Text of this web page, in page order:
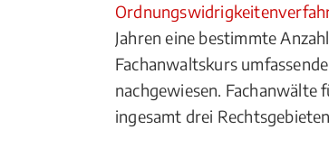
Jahren eine bestimmte
Fachanwaltskurs
nachgewiesen. Fachanwälte
ingesamt drei